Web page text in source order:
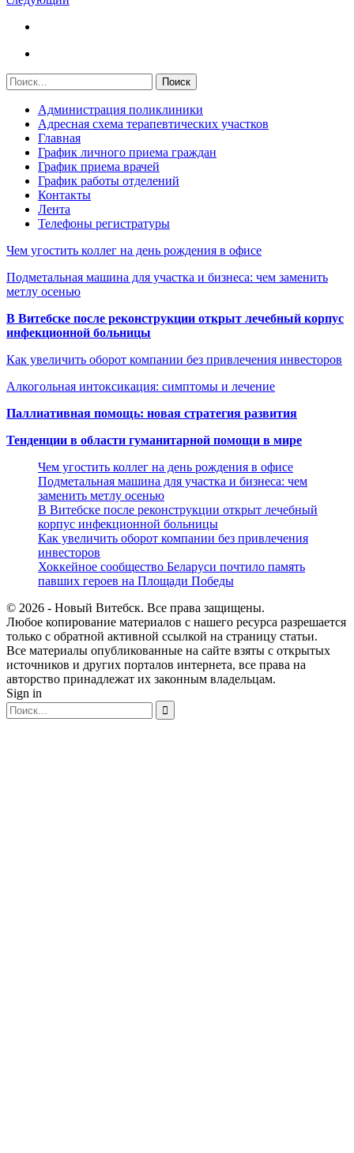
Администрация поликлиники
Адресная схема терапевтических участков
Главная
График личного приема граждан
График приема врачей
График работы отделений
Контакты
Лента
Телефоны регистратуры
Чем угостить коллег на день рождения в офисе
Подметальная машина для участка и бизнеса: чем заменить
метлу осенью
В Витебске после реконструкции открыт лечебный корпус
инфекционной больницы
Как увеличить оборот компании без привлечения инвесторов
Алкогольная интоксикация: симптомы и лечение
Паллиативная помощь: новая стратегия развития
Тенденции в области гуманитарной помощи в мире
Чем угостить коллег на день рождения в офисе
Подметальная машина для участка и бизнеса: чем
заменить метлу осенью
В Витебске после реконструкции открыт лечебный
корпус инфекционной больницы
Как увеличить оборот компании без привлечения
инвесторов
Хоккейное сообщество Беларуси почтило память
павших героев на Площади Победы
© 2026 - Новый Витебск. Все права защищены.
Любое копирование материалов с нашего ресурса разрешается
только с обратной активной ссылкой на страницу статьи.
Все материалы опубликованные на сайте взяты с открытых
источников и других порталов интернета, все права на
авторство принадлежат их законным владельцам.
Sign in